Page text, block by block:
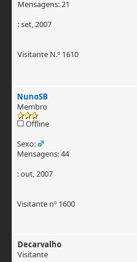
Mensagens: 21
: set, 2007
Visitante N.º 1610
NunoSB
Membro
Offline
Sexo:
Mensagens: 44
: out, 2007
Visitante nº 1600
Decarvalho
Visitante